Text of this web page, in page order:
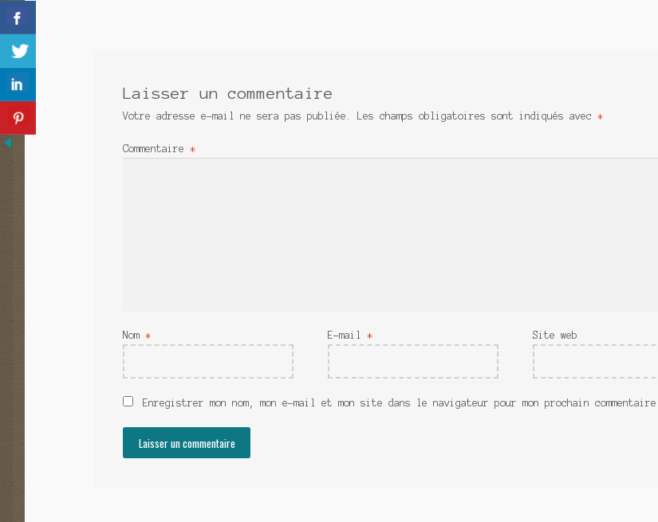
Laisser un commentaire
Votre adresse e-mail ne sera pas publiée. Les champs obligatoires sont indiqués avec*
Commentaire*
Nom* E-mail* Site web
Enregistrer mon nom, mon e-mail et mon site dans le navigateur pour mon prochain commentaire.